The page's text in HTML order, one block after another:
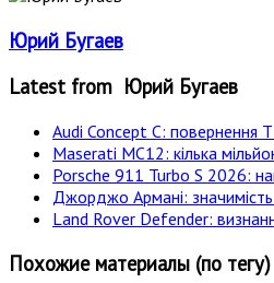
Юрий Бугаев
Latest from Юрий Бугаев
Audi Concept C: повернення
Maserati MC12: кілька
Porsche 911 Turbo S 2026:
Джорджо Армані:
Land Rover Defender:
Похожие материалы (по тегу)